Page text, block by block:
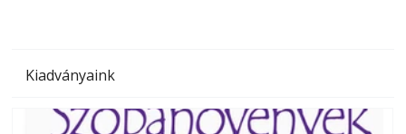
Kiadványaink